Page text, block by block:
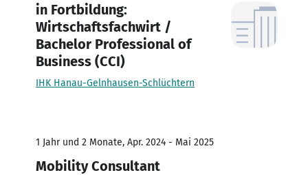
in Fortbildung:
Wirtschaftsfachwirt /
Bachelor Professional of
Business (CCI)
IHK Hanau-Gelnhausen-Schlüchtern
1 Jahr und 2 Monate, Apr. 2024 - Mai 2025
Mobility Consultant